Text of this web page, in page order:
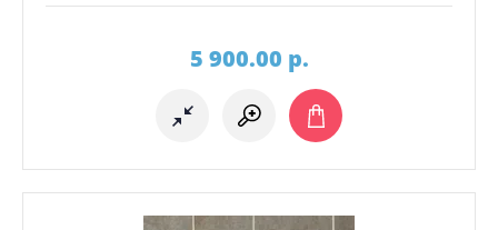
5 900.00 p.